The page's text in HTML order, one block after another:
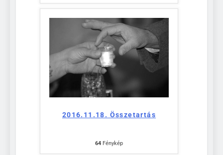
2016.11.18. Összetartás
64 Fénykép